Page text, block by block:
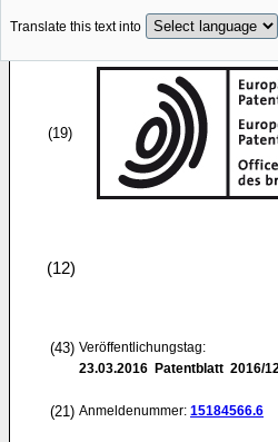
Translate this text into
(19)
(12)
(43) Veröffentlichungstag:
23.03.2016 Patentblatt 2016/
(21) Anmeldenummer: 15184566.6